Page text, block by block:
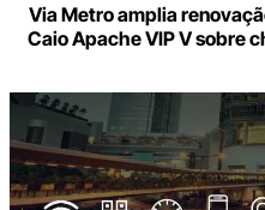
Via Metro amplia
Caio Apache VIP V sobre